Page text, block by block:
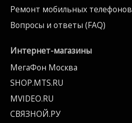
Ремонт мобильных телефонов
Вопросы и ответы (FAQ)
Интернет-магазины
МегаФон Москва
SHOP.MTS.RU
MVIDEO.RU
СВЯЗНОЙ.РУ